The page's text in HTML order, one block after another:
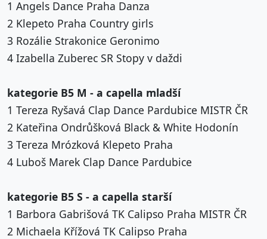
1 Angels Dance Praha Danza
2 Klepeto Praha Country girls
3 Rozálie Strakonice Geronimo
4 Izabella Zuberec SR Stopy v daždi
kategorie B5 M - a capella mladší
1 Tereza Ryšavá Clap Dance Pardubice MISTR ČR
2 Kateřina Ondrůšková Black & White Hodonín
3 Tereza Mrózková Klepeto Praha
4 Luboš Marek Clap Dance Pardubice
kategorie B5 S - a capella starší
1 Barbora Gabrišová TK Calipso Praha MISTR ČR
2 Michaela Křížová TK Calipso Praha